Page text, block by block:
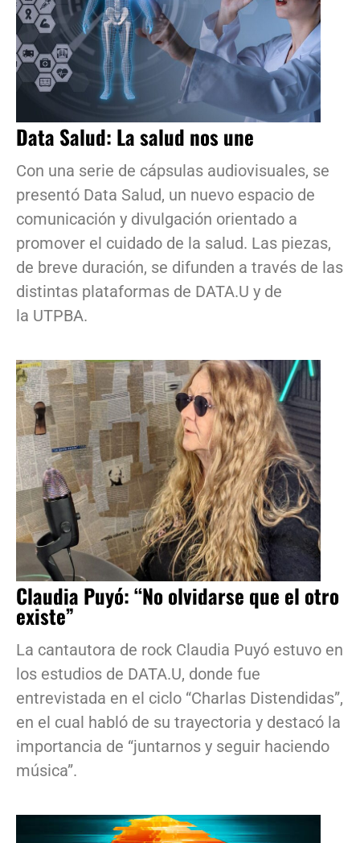
Data Salud: La salud nos une
Con una serie de cápsulas audiovisuales, se
presentó Data Salud, un nuevo espacio de
comunicación y divulgación orientado a
promover el cuidado de la salud. Las piezas,
de breve duración, se difunden a través de las
distintas plataformas de DATA.U y de
la UTPBA.
Claudia Puyó: “No olvidarse que el otro
existe”
La cantautora de rock Claudia Puyó estuvo en
los estudios de DATA.U, donde fue
entrevistada en el ciclo “Charlas Distendidas”,
en el cual habló de su trayectoria y destacó la
importancia de “juntarnos y seguir haciendo
música”.